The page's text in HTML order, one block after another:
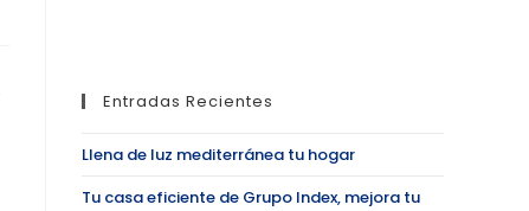
Entradas Recientes
Llena de luz mediterránea tu hogar
Tu casa eficiente de Grupo Index, mejora tu